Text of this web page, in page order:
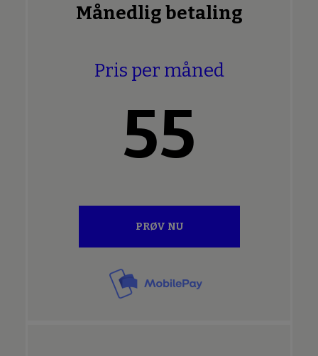
Månedlig betaling
Pris per måned
55
PRØV NU